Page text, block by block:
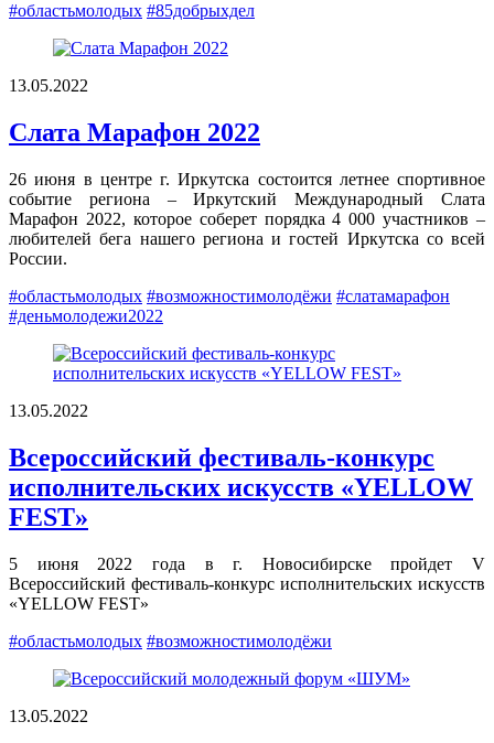
#областьмолодых #85добрыхдел
13.05.2022
Слата Марафон 2022
26 июня в центре г. Иркутска состоится летнее спортивное
событие региона – Иркутский Международный Слата
Марафон 2022, которое соберет порядка 4 000 участников –
любителей бега нашего региона и гостей Иркутска со всей
России.
#областьмолодых #возможностимолодёжи #слатамарафон
#деньмолодежи2022
13.05.2022
Всероссийский фестиваль-конкурс
исполнительских искусств «YELLOW
FEST»
5 июня 2022 года в г. Новосибирске пройдет V
Всероссийский фестиваль-конкурс исполнительских искусств
«YELLOW FEST»
#областьмолодых #возможностимолодёжи
13.05.2022